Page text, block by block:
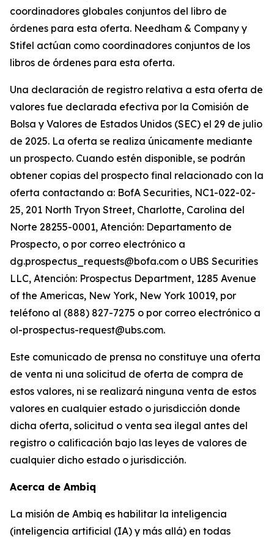
coordinadores globales conjuntos del libro de
órdenes para esta oferta. Needham & Company y
Stifel actúan como coordinadores conjuntos de los
libros de órdenes para esta oferta.
Una declaración de registro relativa a esta oferta de
valores fue declarada efectiva por la Comisión de
Bolsa y Valores de Estados Unidos (SEC) el 29 de julio
de 2025. La oferta se realiza únicamente mediante
un prospecto. Cuando estén disponible, se podrán
obtener copias del prospecto final relacionado con la
oferta contactando a: BofA Securities, NC1-022-02-
25, 201 North Tryon Street, Charlotte, Carolina del
Norte 28255-0001, Atención: Departamento de
Prospecto, o por correo electrónico a
dg.prospectus_requests@bofa.com o UBS Securities
LLC, Atención: Prospectus Department, 1285 Avenue
of the Americas, New York, New York 10019, por
teléfono al (888) 827-7275 o por correo electrónico a
ol-prospectus-request@ubs.com.
Este comunicado de prensa no constituye una oferta
de venta ni una solicitud de oferta de compra de
estos valores, ni se realizará ninguna venta de estos
valores en cualquier estado o jurisdicción donde
dicha oferta, solicitud o venta sea ilegal antes del
registro o calificación bajo las leyes de valores de
cualquier dicho estado o jurisdicción.
Acerca de Ambiq
La misión de Ambiq es habilitar la inteligencia
(inteligencia artificial (IA) y más allá) en todas